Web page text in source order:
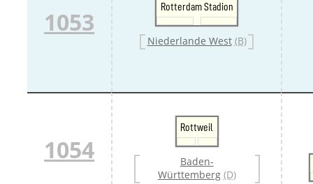
1053
Rotterdam Stadion
Niederlande West (B)
1054
Rottweil
Baden-
Württemberg (D)